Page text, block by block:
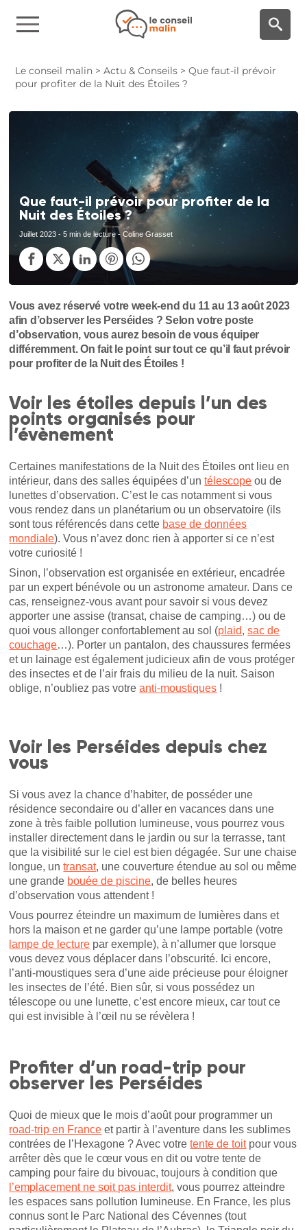
Le conseil malin >Actu & Conseils >Que faut-il prévoir
pour profiter de la Nuit des Étoiles ?
Que faut-il prévoir pour profiter de la
Nuit des Étoiles ?
Juillet 2023 - 5 min de lecture - Coline Grasset
Vous avez réservé votre week-end du 11 au 13 août 2023
afin d’observer les Perséides ? Selon votre poste
d’observation, vous aurez besoin de vous équiper
différemment. On fait le point sur tout ce qu’il faut prévoir
pour profiter de la Nuit des Étoiles !
Voir les étoiles depuis l’un des
points organisés pour
l’évènement
Certaines manifestations de la Nuit des Étoiles ont lieu en
intérieur, dans des salles équipées d’untélescope ou de
lunettes d’observation. C’est le cas notamment si vous
vous rendez dans un planétarium ou un observatoire (ils
sont tous référencés dans cette base de données
mondiale). Vous n’avez donc rien à apporter si ce n’est
votre curiosité !
Sinon, l’observation est organisée en extérieur, encadrée
par un expert bénévole ou un astronome amateur. Dans ce
cas, renseignez-vous avant pour savoir si vous devez
apporter une assise (transat, chaise de camping…) ou de
quoi vous allonger confortablement au sol (plaid,sac de
couchage…). Porter un pantalon, des chaussures fermées
et un lainage est également judicieux afin de vous protéger
des insectes et de l’air frais du milieu de la nuit. Saison
oblige, n’oubliez pas votreanti-moustiques !
Voir les Perséides depuis chez
vous
Si vous avez la chance d’habiter, de posséder une
résidence secondaire ou d’aller en vacances dans une
zone à très faible pollution lumineuse, vous pourrez vous
installer directement dans le jardin ou sur la terrasse, tant
que la visibilité sur le ciel est bien dégagée. Sur une chaise
longue, untransat, une couverture étendue au sol ou même
une grande bouée de piscine, de belles heures
d’observation vous attendent !
Vous pourrez éteindre un maximum de lumières dans et
hors la maison et ne garder qu’une lampe portable (votre
lampe de lecture par exemple), à n’allumer que lorsque
vous devez vous déplacer dans l’obscurité. Ici encore,
l’anti-moustiques sera d’une aide précieuse pour éloigner
les insectes de l’été. Bien sûr, si vous possédez un
télescope ou une lunette, c’est encore mieux, car tout ce
qui est invisible à l’œil nu se révèlera !
Profiter d’un road-trip pour
observer les Perséides
Quoi de mieux que le mois d’août pour programmer un
road-trip en France et partir à l’aventure dans les sublimes
contrées de l’Hexagone ? Avec votretente de toitpour vous
arrêter dès que le cœur vous en dit ou votre tente de
camping pour faire du bivouac, toujours à condition que
l’emplacement ne soit pas interdit, vous pourrez atteindre
les espaces sans pollution lumineuse. En France, les plus
connus sont le Parc National des Cévennes (tout